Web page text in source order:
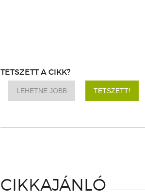
TETSZETT A CIKK?
LEHETNE JOBB TETSZETT!
CIKKAJÁNLÓ